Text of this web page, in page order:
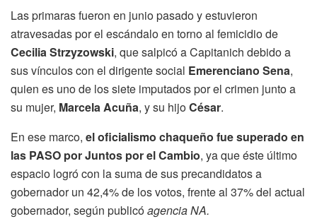
Las primaras fueron en junio pasado y estuvieron
atravesadas por el escándalo en torno al femicidio de
Cecilia Strzyzowski, que salpicó a Capitanich debido a
sus vínculos con el dirigente social Emerenciano Sena,
quien es uno de los siete imputados por el crimen junto a
su mujer, Marcela Acuña, y su hijoCésar.
En ese marco, el oficialismo chaqueño fue superado en
las PASO por Juntos por el Cambio, ya que éste último
espacio logró con la suma de sus precandidatos a
gobernador un 42,4% de los votos, frente al 37% del actual
gobernador, según publicóagencia NA.